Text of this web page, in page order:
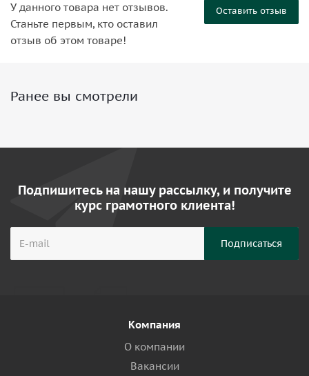
Оставить отзыв
У данного товара нет отзывов.
Станьте первым, кто оставил
отзыв об этом товаре!
Ранее вы смотрели
Подпишитесь на нашу рассылку, и получите
курс грамотного клиента!
Компания
О компании
Вакансии